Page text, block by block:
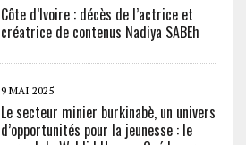
Côte d’Ivoire : décès de l’actrice et
créatrice de contenus Nadiya SABEh
9 MAI 2025
Le secteur minier burkinabè, un univers
d’opportunités pour la jeunesse : le